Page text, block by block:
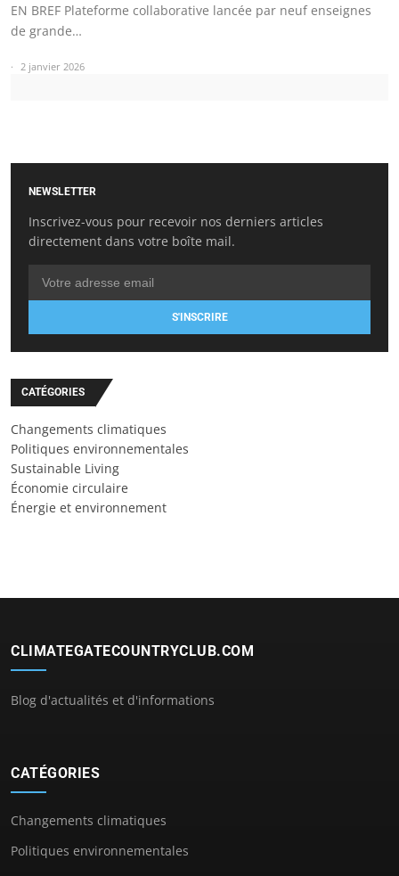
EN BREF Plateforme collaborative lancée par neuf enseignes
de grande…
2 janvier 2026
NEWSLETTER
Inscrivez-vous pour recevoir nos derniers articles
directement dans votre boîte mail.
S'INSCRIRE
CATÉGORIES
Changements climatiques
Politiques environnementales
Sustainable Living
Économie circulaire
Énergie et environnement
CLIMATEGATECOUNTRYCLUB.COM
Blog d'actualités et d'informations
CATÉGORIES
Changements climatiques
Politiques environnementales